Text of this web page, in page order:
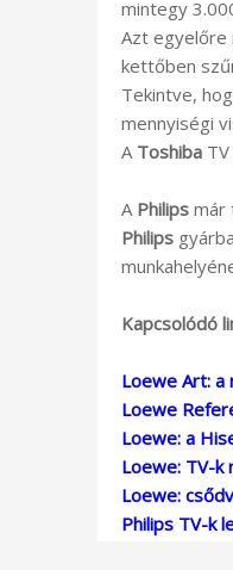
mintegy
Azt egyelőre
kettőben
Tekintve,
mennyiségi
A Toshiba
A Philips már
Philips
Kapcsolódó
Loewe Art: a
Loewe
Loewe: a
Loewe: TV-k
Loewe:
Philips TV-k